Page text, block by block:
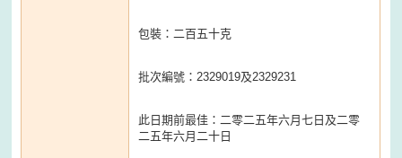
包裝：二百五十克
批次編號：2329019及2329231
此日期前最佳：二零二五年六月七日及二零
二五年六月二十日